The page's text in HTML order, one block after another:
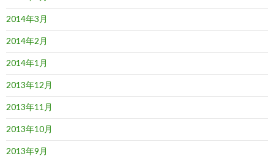
2014年3月
2014年2月
2014年1月
2013年12月
2013年11月
2013年10月
2013年9月